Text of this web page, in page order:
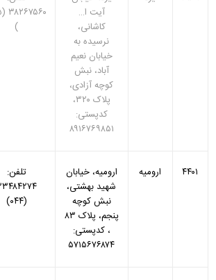
آیت ا…
کاشانی،
نرسیده به
خیابان نعیم
آباد، نبش
کوچه آزادی،
پلاک ۳۲۰،
کدپستی:
۸۹۱۶۷۶۹۸۵۱
)
۴۴۰۱ ارومیه
ارومیه، خیابان
شهید بهشتی،
نبش کوچه
پنجم، پلاک ۸۳
، کدپستی:
۵۷۱۵۶۷۶۸۷۴
تلفن:
(۰۴۴)